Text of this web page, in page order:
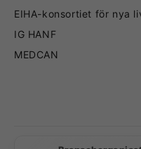
EIHA-konsortiet för nya
IG HANF
MEDCAN